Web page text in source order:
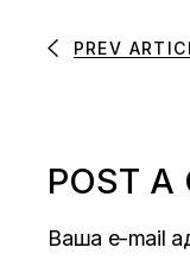
PREV
POST A
Ваша e-mail